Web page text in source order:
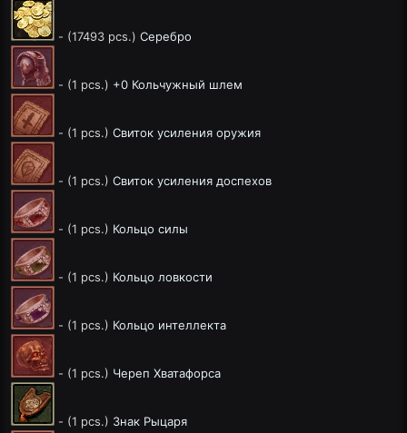
- (17493 pcs.) Серебро
- (1 pcs.) +0 Кольчужный шлем
- (1 pcs.) Свиток усиления оружия
- (1 pcs.) Свиток усиления доспехов
- (1 pcs.) Кольцо силы
- (1 pcs.) Кольцо ловкости
- (1 pcs.) Кольцо интеллекта
- (1 pcs.) Череп Хватафорса
- (1 pcs.) Знак Рыцаря